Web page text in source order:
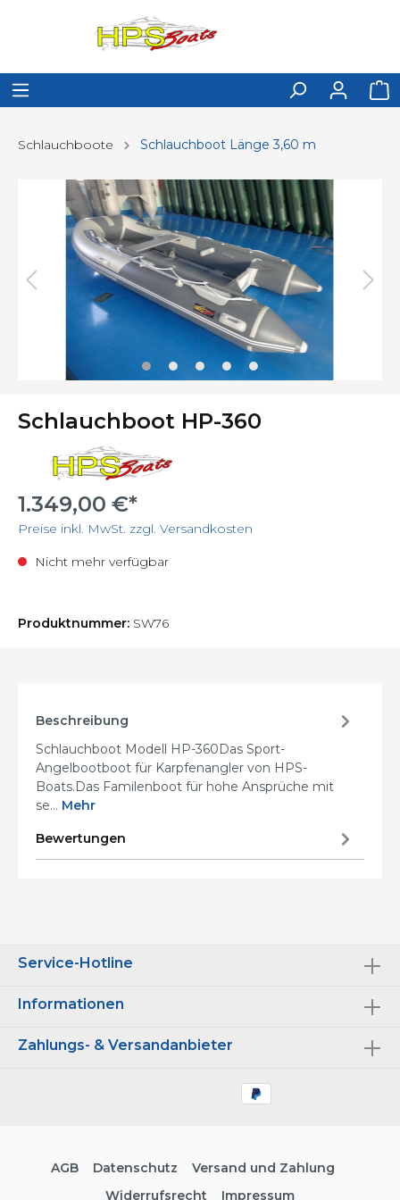
Schlauchboote Schlauchboot Länge 3,60 m
Schlauchboot HP-360
1.349,00 €*
Preise inkl. MwSt. zzgl. Versandkosten
Nicht mehr verfügbar
Produktnummer: SW76
Beschreibung
Schlauchboot Modell HP-360Das Sport-
Angelbootboot für Karpfenangler von HPS-
Boats.Das Familenboot für hohe Ansprüche mit
se… Mehr
Bewertungen
Service-Hotline
Informationen
Zahlungs- & Versandanbieter
AGB Datenschutz
Versand und Zahlung
Widerrufsrecht
Impressum